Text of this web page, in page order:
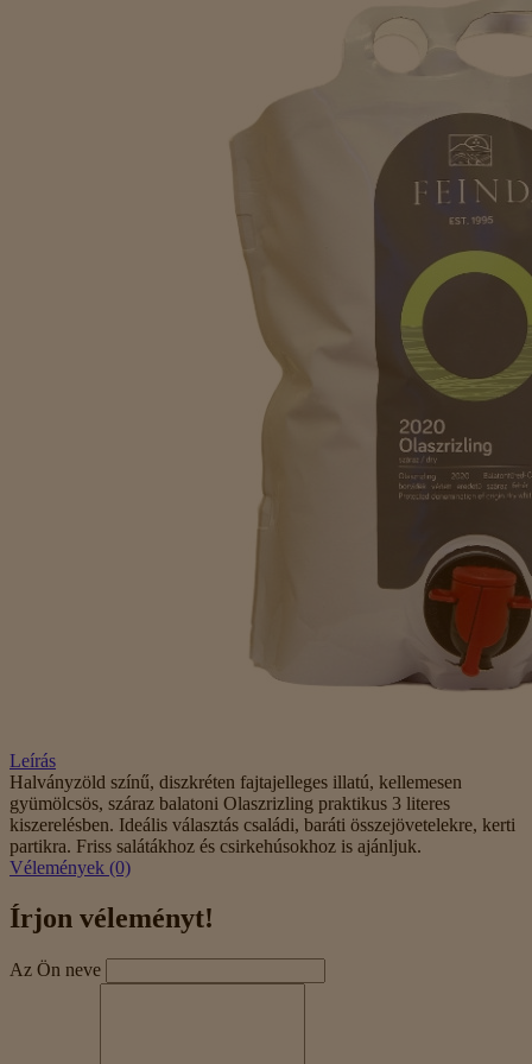
Leírás
Halványzöld színű, diszkréten fajtajelleges illatú, kellemesen
gyümölcsös, száraz balatoni Olaszrizling praktikus 3 literes
kiszerelésben. Ideális választás családi, baráti összejövetelekre, kerti
partikra. Friss salátákhoz és csirkehúsokhoz is ajánljuk.
Vélemények (0)
Írjon véleményt!
Az Ön neve